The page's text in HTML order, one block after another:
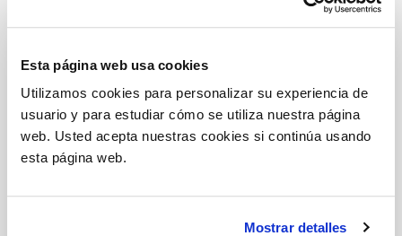
Esta página web usa cookies
Utilizamos cookies para personalizar su experiencia de
usuario y para estudiar cómo se utiliza nuestra página
web. Usted acepta nuestras cookies si continúa usando
esta página web.
Mostrar detalles
¿Está preparado para elFuorisalone.it
Estamos planeando unas jornadas de puertas abiertas
muy especiales en nuestro Centro de Aprendizaje e
Innovación DVO junto con